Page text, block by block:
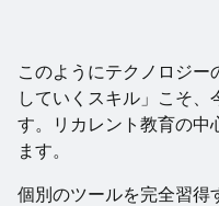
このようにテクノロジー
していくスキル」こそ
す。リカレント教育の中
ます。
個別のツールを完全習得